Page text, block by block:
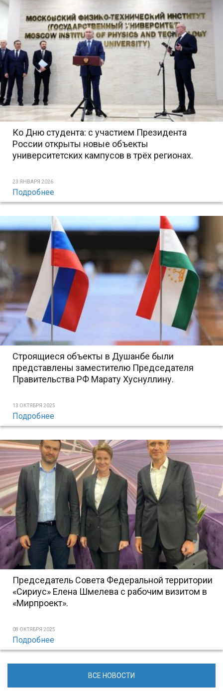
Ко Дню студента: с участием Президента
России открыты новые объекты
университетских кампусов в трёх регионах.
23 ЯНВАРЯ 2026
Подробнее
Строящиеся объекты в Душанбе были
представлены заместителю Председателя
Правительства РФ Марату Хуснуллину.
13 ОКТЯБРЯ 2025
Подробнее
Председатель Совета Федеральной территории
«Сириус» Елена Шмелева с рабочим визитом в
«Мирпроект».
08 ОКТЯБРЯ 2025
Подробнее
ВСЕ НОВОСТИ